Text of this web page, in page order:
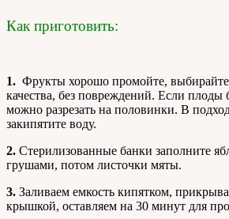
Как приготовить:
1. Фрукты хорошо промойте, выбирайте
качества, без повреждений. Если плоды
можно разрезать на половинки. В
закипятите воду.
2. Стерилизованные банки заполните
грушами, потом листочки мяты.
3. Заливаем емкость кипятком,
крышкой, оставляем на 30 минут для